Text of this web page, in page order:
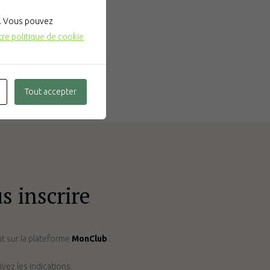
inscrire
sur la plateforme MonClub .
les indications.
Vous pouvez
politique de cookie
Tout accepter